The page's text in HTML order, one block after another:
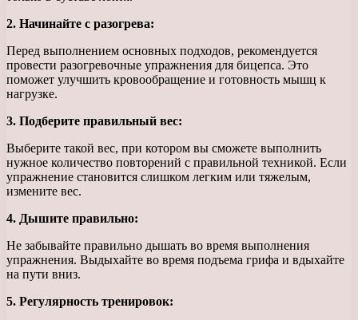
2. Начинайте с разогрева:
Перед выполнением основных подходов, рекомендуется
провести разогревочные упражнения для бицепса. Это
поможет улучшить кровообращение и готовность мышц к
нагрузке.
3. Подберите правильный вес:
Выберите такой вес, при котором вы сможете выполнить
нужное количество повторений с правильной техникой. Если
упражнение становится слишком легким или тяжелым,
измените вес.
4. Дышите правильно:
Не забывайте правильно дышать во время выполнения
упражнения. Выдыхайте во время подъема грифа и вдыхайте
на пути вниз.
5. Регулярность тренировок: